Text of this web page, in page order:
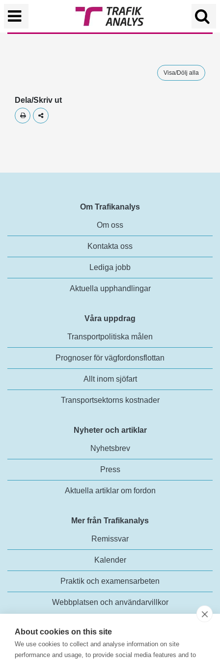
About cookies on this site
We use cookies to collect and analyse information on site
performance and usage, to provide social media features and to
Visa/Dölj alla
Dela/Skriv ut
Skriv utDela
Om Trafikanalys
Om oss
Kontakta oss
Lediga jobb
Aktuella upphandlingar
Våra uppdrag
Transportpolitiska målen
Prognoser för vägfordonsflottan
Allt inom sjöfart
Transportsektorns kostnader
Nyheter och artiklar
Nyhetsbrev
Press
Aktuella artiklar om fordon
Mer från Trafikanalys
Remissvar
Kalender
Praktik och examensarbeten
Webbplatsen och användarvillkor